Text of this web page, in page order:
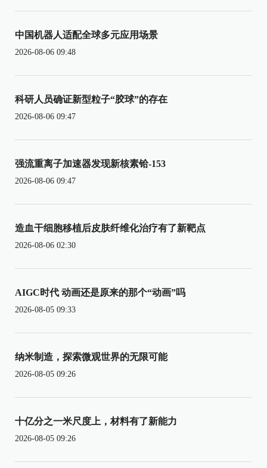
中国机器人适配全球多元应用场景
2026-08-06 09:48
科研人员确证新型粒子“胶球”的存在
2026-08-06 09:47
强流重离子加速器发现新核素铪-153
2026-08-06 09:47
造血干细胞移植后皮肤纤维化治疗有了新靶点
2026-08-06 02:30
AIGC时代 动画还是原来的那个“动画”吗
2026-08-05 09:33
纳米制造，探索微观世界的无限可能
2026-08-05 09:26
十亿分之一米尺度上，材料有了新能力
2026-08-05 09:26